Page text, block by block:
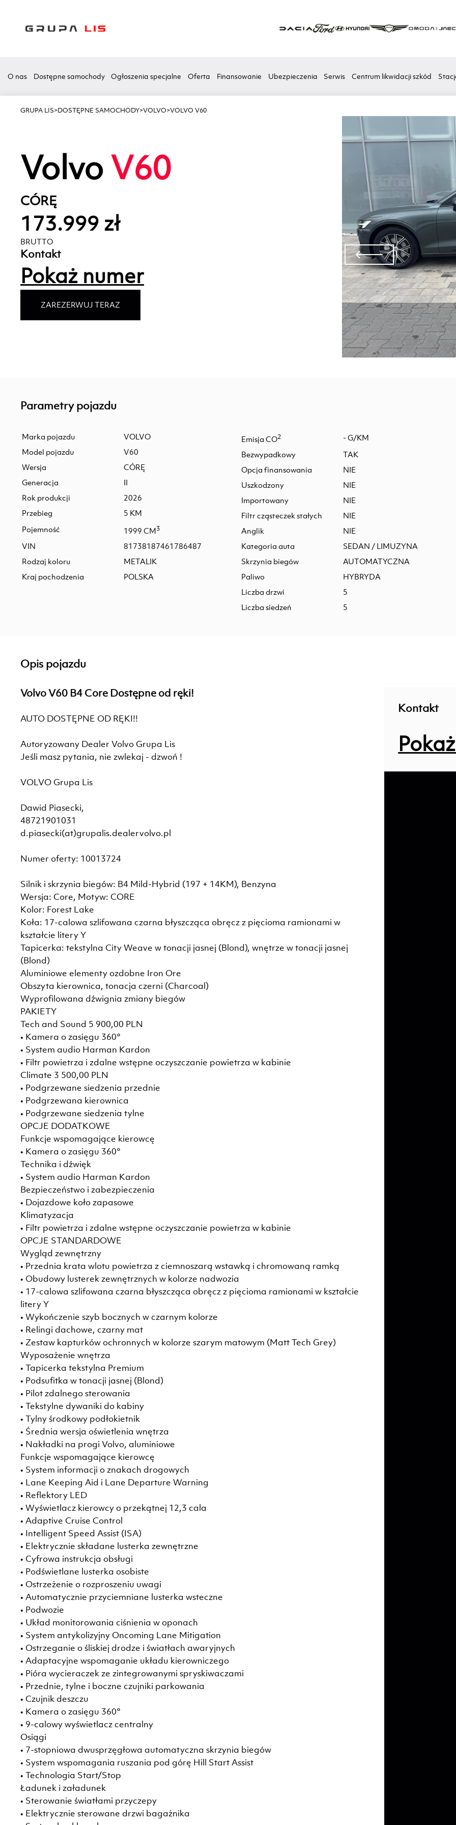
O nas Dostępne samochody Ogłoszenia specjalne Oferta Finansowanie Ubezpieczenia Serwis Centrum likwidacji szkód
GRUPA LIS>DOSTĘPNE SAMOCHODY>VOLVO>VOLVO V60
VolvoV60
CÓRĘ
173.999 zł
BRUTTO
Kontakt
Pokaż numer
ZAREZERWUJ TERAZ
Parametry pojazdu
Marka pojazdu
VOLVO
Model pojazdu
V60
Wersja
CÓRĘ
Generacja
II
Rok produkcji
2026
Przebieg
5 KM
Pojemność
1999 CM3
VIN
81738187461786487
Rodzaj koloru
METALIK
Kraj pochodzenia
POLSKA
Emisja CO2
- G/KM
Bezwypadkowy
TAK
Opcja finansowania
NIE
Uszkodzony
NIE
Importowany
NIE
Filtr cząsteczek stałych
NIE
Anglik
NIE
Kategoria auta
SEDAN / LIMUZYNA
Skrzynia biegów
AUTOMATYCZNA
Paliwo
HYBRYDA
Liczba drzwi
5
Liczba siedzeń
5
Opis pojazdu
Volvo V60 B4 Core Dostępne od ręki!
AUTO DOSTĘPNE OD RĘKI!!
Autoryzowany Dealer Volvo Grupa Lis
Jeśli masz pytania, nie zwlekaj - dzwoń !
VOLVO Grupa Lis
Dawid Piasecki,
48721901031
d.piasecki(at)grupalis.dealervolvo.pl
Numer oferty: 10013724
Silnik i skrzynia biegów: B4 Mild-Hybrid (197 + 14KM), Benzyna
Wersja: Core, Motyw: CORE
Kolor: Forest Lake
Koła: 17-calowa szlifowana czarna błyszcząca obręcz z pięcioma ramionami w
kształcie litery Y
Tapicerka: tekstylna City Weave w tonacji jasnej (Blond), wnętrze w tonacji jasnej
(Blond)
Aluminiowe elementy ozdobne Iron Ore
Obszyta kierownica, tonacja czerni (Charcoal)
Wyprofilowana dźwignia zmiany biegów
PAKIETY
Tech and Sound 5 900,00 PLN
• Kamera o zasięgu 360°
• System audio Harman Kardon
• Filtr powietrza i zdalne wstępne oczyszczanie powietrza w kabinie
Climate 3 500,00 PLN
• Podgrzewane siedzenia przednie
• Podgrzewana kierownica
• Podgrzewane siedzenia tylne
OPCJE DODATKOWE
Funkcje wspomagające kierowcę
• Kamera o zasięgu 360°
Technika i dźwięk
• System audio Harman Kardon
Bezpieczeństwo i zabezpieczenia
• Dojazdowe koło zapasowe
Klimatyzacja
• Filtr powietrza i zdalne wstępne oczyszczanie powietrza w kabinie
OPCJE STANDARDOWE
Wygląd zewnętrzny
• Przednia krata wlotu powietrza z ciemnoszarą wstawką i chromowaną ramką
• Obudowy lusterek zewnętrznych w kolorze nadwozia
• 17-calowa szlifowana czarna błyszcząca obręcz z pięcioma ramionami w kształcie
litery Y
• Wykończenie szyb bocznych w czarnym kolorze
• Relingi dachowe, czarny mat
• Zestaw kapturków ochronnych w kolorze szarym matowym (Matt Tech Grey)
Wyposażenie wnętrza
• Tapicerka tekstylna Premium
• Podsufitka w tonacji jasnej (Blond)
• Pilot zdalnego sterowania
• Tekstylne dywaniki do kabiny
• Tylny środkowy podłokietnik
• Średnia wersja oświetlenia wnętrza
• Nakładki na progi Volvo, aluminiowe
Funkcje wspomagające kierowcę
• System informacji o znakach drogowych
• Lane Keeping Aid i Lane Departure Warning
• Reflektory LED
• Wyświetlacz kierowcy o przekątnej 12,3 cala
• Adaptive Cruise Control
• Intelligent Speed Assist (ISA)
• Elektrycznie składane lusterka zewnętrzne
• Cyfrowa instrukcja obsługi
• Podświetlane lusterka osobiste
• Ostrzeżenie o rozproszeniu uwagi
• Automatycznie przyciemniane lusterka wsteczne
• Podwozie
• Układ monitorowania ciśnienia w oponach
• System antykolizyjny Oncoming Lane Mitigation
• Ostrzeganie o śliskiej drodze i światłach awaryjnych
• Adaptacyjne wspomaganie układu kierowniczego
• Pióra wycieraczek ze zintegrowanymi spryskiwaczami
• Przednie, tylne i boczne czujniki parkowania
• Czujnik deszczu
• Kamera o zasięgu 360°
• 9-calowy wyświetlacz centralny
Osiągi
• 7-stopniowa dwusprzęgłowa automatyczna skrzynia biegów
• System wspomagania ruszania pod górę Hill Start Assist
• Technologia Start/Stop
Ładunek i załadunek
• Sterowanie światłami przyczepy
• Elektrycznie sterowane drzwi bagażnika
Kontakt